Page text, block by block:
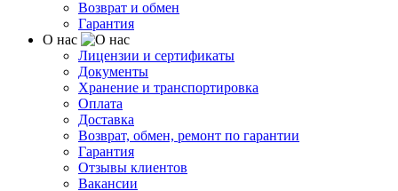
Возврат и обмен
Гарантия
О нас
Лицензии и сертификаты
Документы
Хранение и транспортировка
Оплата
Доставка
Возврат, обмен, ремонт по гарантии
Гарантия
Отзывы клиентов
Вакансии